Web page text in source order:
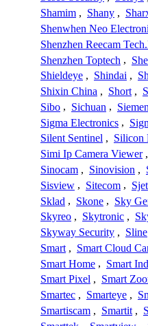
Shamim , Shany ,
Shenwhen Neo
Shenzhen Reecam
Shenzhen Toptech ,
Shieldeye , Shindai ,
Shixin China , Short ,
Sibo , Sichuan ,
Sigma Electronics ,
Silent Sentinel , Silicon
Simi Ip Camera Viewer ,
Sinocam , Sinovision ,
Sisview , Sitecom , Sjet
Sklad , Skone , Sky
Skyreo , Skytronic ,
Skyway Security , Sline
Smart , Smart Cloud
Smart Home , Smart
Smart Pixel , Smart
Smartec , Smarteye ,
Smartiscam , Smartit ,